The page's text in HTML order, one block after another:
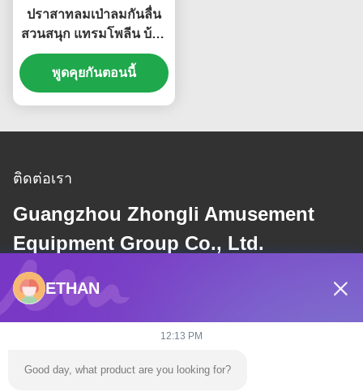
ปราสาทลมเป่าลมกันลื่น
สวนสนุก แทรมโพลีน บ้าน
กระโดด
พูดคุยกันตอนนี้
ติดต่อเรา
Guangzhou Zhongli Amusement
Equipment Group Co., Ltd.
อีเมล
dannie@zhongliyoule.com
ETHAN
12:13 PM
Good day, what product are you looking for?